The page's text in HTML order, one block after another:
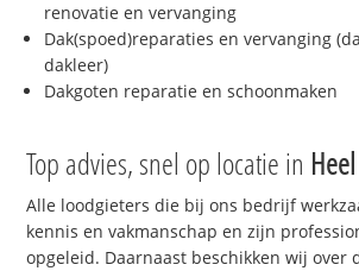
renovatie en vervanging
Dak(spoed)reparaties en vervanging
dakleer)
Dakgoten reparatie en schoonmaken
Top advies, snel op locatie in Heel
Alle loodgieters die bij ons bedrijf
kennis en vakmanschap en zijn
opgeleid. Daarnaast beschikken wij over